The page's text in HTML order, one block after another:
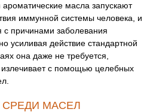
масла запускают
иммунной системы человека, и
с причинами заболевания
усиливая действие стандартной
она даже не требуется,
излечивает с помощью целебных
МАСЕЛ